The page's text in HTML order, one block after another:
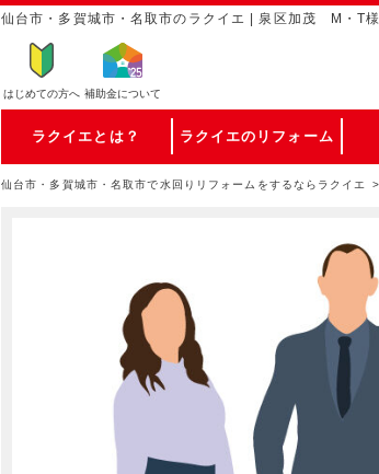
仙台市・多賀城市・名取市のラクイエ | 泉区加茂 M・T様
はじめての方へ 補助金について
ラクイエとは？ ラクイエのリフォーム
仙台市・多賀城市・名取市で水回りリフォームをするならラクイエ